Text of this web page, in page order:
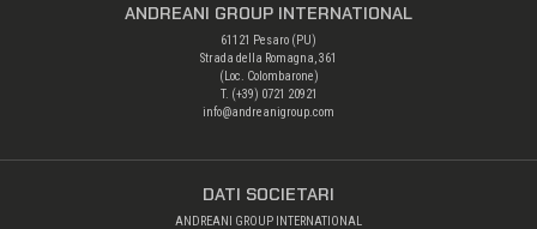
ANDREANI GROUP INTERNATIONAL
61121 Pesaro (PU)
Strada della Romagna, 361
(Loc. Colombarone)
T. (+39) 0721 20921
info@andreanigroup.com
DATI SOCIETARI
ANDREANI GROUP INTERNATIONAL